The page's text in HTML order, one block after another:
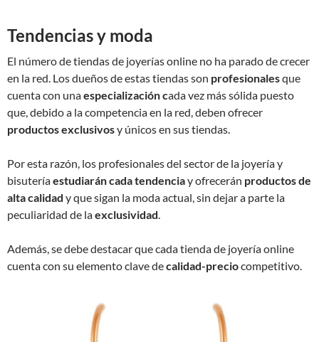
Tendencias y moda
El número de tiendas de joyerías online no ha parado de crecer
en la red. Los dueños de estas tiendas son profesionalesque
cuenta con unaespecialización cada vez más sólida puesto
que, debido a la competencia en la red, deben ofrecer
productos exclusivosy únicos en sus tiendas.
Por esta razón, los profesionales del sector de la joyería y
bisuteríaestudiarán cada tendenciay ofrecerán productos de
alta calidad y que sigan la moda actual, sin dejar a parte la
peculiaridad de laexclusividad.
Además, se debe destacar que cada tienda de joyería online
cuenta con su elemento clave decalidad-preciocompetitivo.